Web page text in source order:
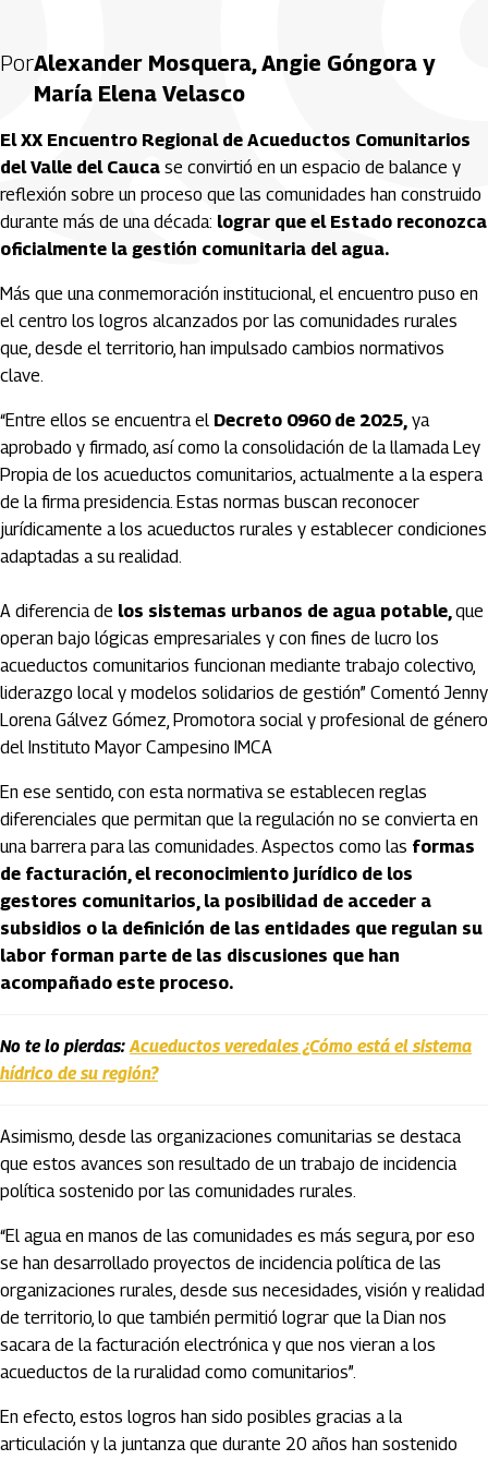
PorAlexander Mosquera, Angie Góngora y
María Elena Velasco
El XX Encuentro Regional de Acueductos Comunitarios
del Valle del Cauca se convirtió en un espacio de balance y
reflexión sobre un proceso que las comunidades han construido
durante más de una década: lograr que el Estado reconozca
oficialmente la gestión comunitaria del agua.
Más que una conmemoración institucional, el encuentro puso en
el centro los logros alcanzados por las comunidades rurales
que, desde el territorio, han impulsado cambios normativos
clave.
“Entre ellos se encuentra el Decreto 0960 de 2025, ya
aprobado y firmado, así como la consolidación de la llamada Ley
Propia de los acueductos comunitarios, actualmente a la espera
de la firma presidencia. Estas normas buscan reconocer
jurídicamente a los acueductos rurales y establecer condiciones
adaptadas a su realidad.
A diferencia de los sistemas urbanos de agua potable,que
operan bajo lógicas empresariales y con fines de lucro los
acueductos comunitarios funcionan mediante trabajo colectivo,
liderazgo local y modelos solidarios de gestión” Comentó Jenny
Lorena Gálvez Gómez, Promotora social y profesional de género
del Instituto Mayor Campesino IMCA
En ese sentido, con esta normativa se establecen reglas
diferenciales que permitan que la regulación no se convierta en
una barrera para las comunidades. Aspectos como las formas
de facturación, el reconocimiento jurídico de los
gestores comunitarios, la posibilidad de acceder a
subsidios o la definición de las entidades que regulan su
labor forman parte de las discusiones que han
acompañado este proceso.
No te lo pierdas:Acueductos veredales ¿Cómo está el sistema
hídrico de su región?
Asimismo, desde las organizaciones comunitarias se destaca
que estos avances son resultado de un trabajo de incidencia
política sostenido por las comunidades rurales.
“El agua en manos de las comunidades es más segura, por eso
se han desarrollado proyectos de incidencia política de las
organizaciones rurales, desde sus necesidades, visión y realidad
de territorio, lo que también permitió lograr que la Dian nos
sacara de la facturación electrónica y que nos vieran a los
acueductos de la ruralidad como comunitarios”.
En efecto, estos logros han sido posibles gracias a la
articulación y la juntanza que durante 20 años han sostenido